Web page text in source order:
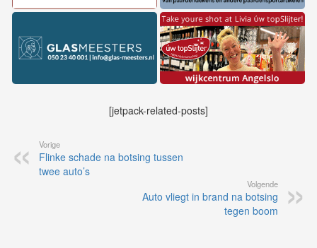
[jetpack-related-posts]
Vorige
Flinke schade na botsing tussen
twee auto’s
Volgende
Auto vliegt in brand na botsing
tegen boom